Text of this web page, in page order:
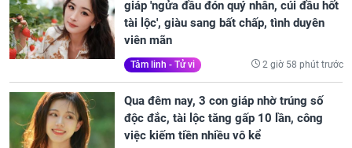
giáp 'ngửa đầu đón quý nhân, cúi đầu hốt
tài lộc', giàu sang bất chấp, tình duyên
viên mãn
Tâm linh - Tử vi 2 giờ 58 phút trước
Qua đêm nay, 3 con giáp nhờ trúng số
độc đắc, tài lộc tăng gấp 10 lần, công
việc kiếm tiền nhiều vô kể